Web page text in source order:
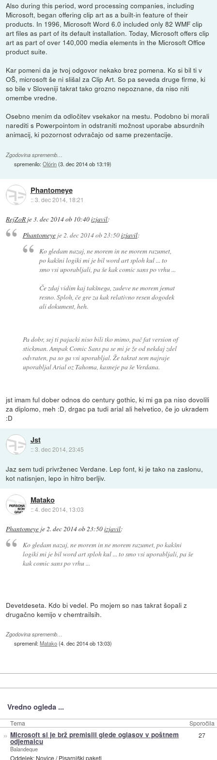
Also during this period, word processing companies, including
Microsoft, began offering clip art as a built-in feature of their
products. In 1996, Microsoft Word 6.0 included only 82 WMF clip
art files as part of its default installation. Today, Microsoft offers clip
art as part of over 140,000 media elements in the Microsoft Office
product suite.
Kar pomeni da je tvoj odgovor nekako brez pomena. Ko si bil ti v
OŠ, microsoft še ni slišal za Clip Art. So pa seveda druge firme, ki
so bile v Sloveniji takrat tako grozno nepoznane, da niso niti
omembe vredne.
Osebno menim da odločitev vsekakor na mestu. Podobno bi morali
narediti s Powerpointom in odstraniti možnost uporabe absurdnih
animacij, ki pozornost odvračajo od same prezentacije.
Zgodovina sprememb…
spremenilo:Olórin(3. dec 2014 ob 13:19)
Phantomeye
::3. dec 2014, 18:21
RejZoR je3. dec 2014 ob 10:40izjavil:
Phantomeyeje2. dec 2014 ob 23:50izjavil:
Ko gledam nazaj, ne morem in ne morem razumet,
po kakšni logiki mi je bil word art sploh kul ... to
smo vsi uporabljali, pa še kak comic sans po vrhu ...
Če zdaj vidim kaj takšnega, zadeve ne morem jemat
resno. Sploh, če gre za kak relativno resen dogodek
ali dokument, heh.
Pa dobr, sej ti pajacki niso bili tko mimo, pač fat version of
stickman. Ampak Comic Sans pa se mi je že od nekdaj zdel
odvraten, pa so ga vsi uporabljal. Že takrat sem najraje
uporabljal Arial oz Tahoma, kasneje pa še Verdana.
jst imam ful dober odnos do century gothic, ki mi ga pa niso dovolili
za diplomo, meh :D, drgac pa tudi arial ali helvetico, če jo ukradem
:D
Jst
::3. dec 2014, 23:45
Jaz sem tudi privrženec Verdane. Lep font, ki je tako na zaslonu,
kot natisnjen, lepo in hitro berljiv.
Matako
::4. dec 2014, 13:03
Phantomeye je2. dec 2014 ob 23:50izjavil:
Ko gledam nazaj, ne morem in ne morem razumet, po kakšni
logiki mi je bil word art sploh kul ... to smo vsi uporabljali, pa še
kak comic sans po vrhu ...
Devetdeseta. Kdo bi vedel. Po mojem so nas takrat šopali z
drugačno kemijo v chemtrailsih.
Zgodovina sprememb…
spremenil:Matako(4. dec 2014 ob 13:03)
Vredno ogleda ...
Tema Sporočila
» Microsoft si je brž premislil glede oglasov v poštnem
odjemalcu
Balandeque
Oddelek: Novice/Pisarniški paketi
27